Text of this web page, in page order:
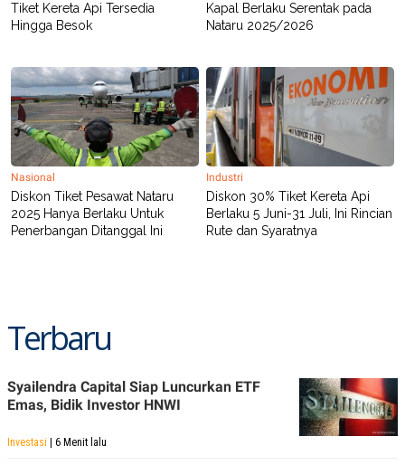
Tiket Kereta Api Tersedia
Hingga Besok
Kapal Berlaku Serentak pada
Nataru 2025/2026
Nasional
Diskon Tiket Pesawat Nataru
2025 Hanya Berlaku Untuk
Penerbangan Ditanggal Ini
Industri
Diskon 30% Tiket Kereta Api
Berlaku 5 Juni-31 Juli, Ini Rincian
Rute dan Syaratnya
Terbaru
Syailendra Capital Siap Luncurkan ETF
Emas, Bidik Investor HNWI
Investasi | 6 Menit lalu